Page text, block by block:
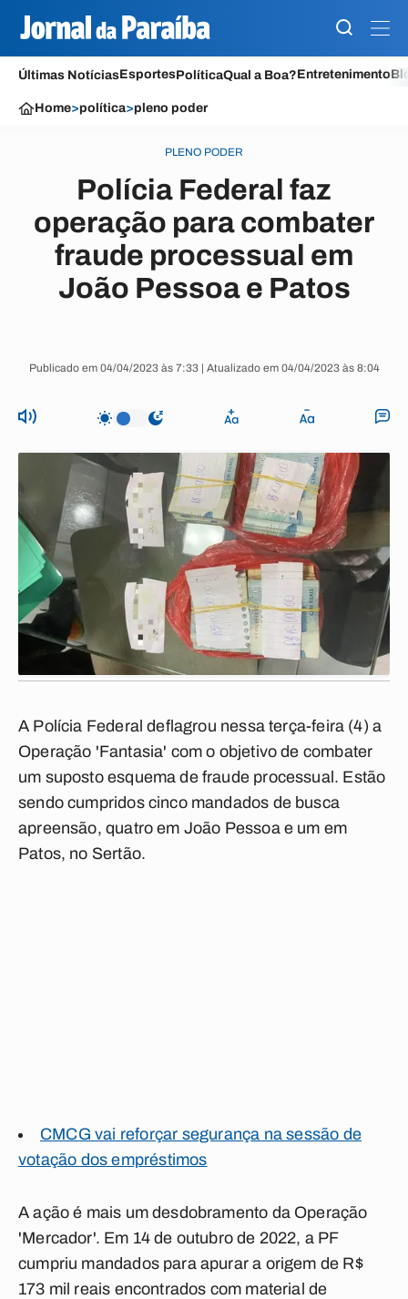
Últimas NotíciasEsportesPolíticaQual a Boa?Entretenimento
Home>política>pleno poder
PLENO PODER
Polícia Federal faz
operação para combater
fraude processual em
João Pessoa e Patos
Publicado em 04/04/2023 às 7:33 | Atualizado em 04/04/2023 às 8:04
A Polícia Federal deflagrou nessa terça-feira (4) a
Operação 'Fantasia' com o objetivo de combater
um suposto esquema de fraude processual. Estão
sendo cumpridos cinco mandados de busca
apreensão, quatro em João Pessoa e um em
Patos, no Sertão.
CMCG vai reforçar segurança na sessão de
votação dos empréstimos
A ação é mais um desdobramento da Operação
'Mercador'. Em 14 de outubro de 2022, a PF
cumpriu mandados para apurar a origem de R$
173 mil reais encontrados com material de